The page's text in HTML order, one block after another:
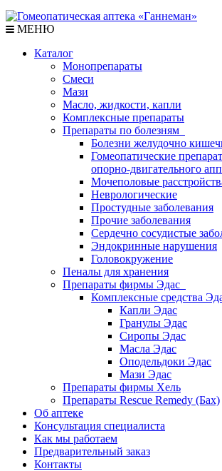
МЕНЮ
Каталог
Монопрепараты
Смеси
Мази
Масло, жидкости, капли
Комплексные препараты
Препараты по болезням
Болезни желудочно
Гомеопатические
опорно-двигательного
Мочеполовые
Неврологические
Простудные заболевания
Прочие заболевания
Сердечно сосудистые
Эндокринные нарушения
Головокружение
Пеналы для хранения
Препараты фирмы Эдас
Комплексные средства
Капли Эдас
Гранулы Эдас
Сиропы Эдас
Масла Эдас
Оподельдоки Эдас
Мази Эдас
Препараты фирмы Хель
Препараты Rescue Remedy (Бах)
Об аптеке
Консультация специалиста
Как мы работаем
Предварительный заказ
Контакты